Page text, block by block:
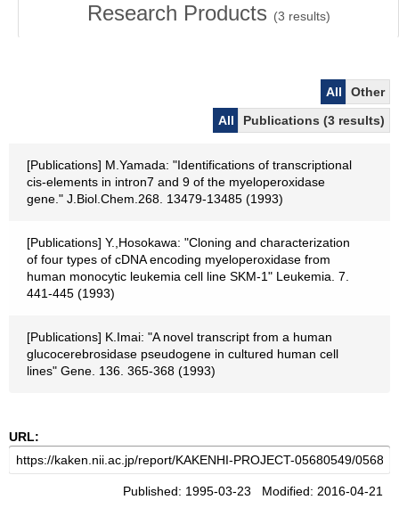
Research Products (3 results)
All
Other
All
Publications (3 results)
[Publications] M.Yamada: "Identifications of transcriptional
cis-elements in intron7 and 9 of the myeloperoxidase
gene." J.Biol.Chem.268. 13479-13485 (1993)
[Publications] Y.,Hosokawa: "Cloning and characterization
of four types of cDNA encoding myeloperoxidase from
human monocytic leukemia cell line SKM-1" Leukemia. 7.
441-445 (1993)
[Publications] K.Imai: "A novel transcript from a human
glucocerebrosidase pseudogene in cultured human cell
lines" Gene. 136. 365-368 (1993)
URL:
Published: 1995-03-23 Modified: 2016-04-21